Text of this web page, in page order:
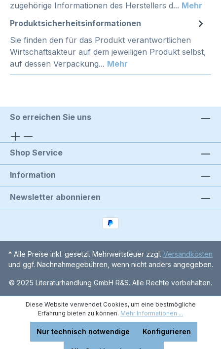
zugehörige Informationen des Herstellers d... Mehr
Produktsicherheitsinformationen
Sie finden den für das Produkt verantwortlichen
Wirtschaftsakteur auf dem jeweiligen Produkt selbst,
auf dessen Verpackung... Mehr
So erreichen Sie uns
Shop Service
Information
Newsletter abonnieren
* Alle Preise inkl. gesetzl. Mehrwertsteuer zzgl. Versandkosten
und ggf. Nachnahmegebühren, wenn nicht anders angegeben.
© 2025 Literaturhandlung GmbH R&S. Alle Rechte vorbehalten.
Diese Website verwendet Cookies, um eine bestmögliche
Erfahrung bieten zu können. Mehr Informationen ...
Nur technisch notwendige Konfigurieren